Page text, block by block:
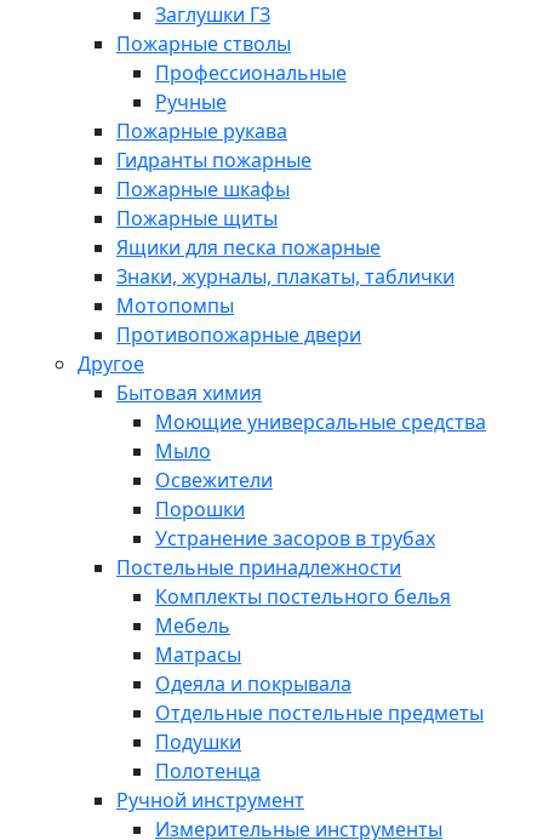
Заглушки ГЗ
Пожарные стволы
Профессиональные
Ручные
Пожарные рукава
Гидранты пожарные
Пожарные шкафы
Пожарные щиты
Ящики для песка пожарные
Знаки, журналы, плакаты, таблички
Мотопомпы
Противопожарные двери
Другое
Бытовая химия
Моющие универсальные средства
Мыло
Освежители
Порошки
Устранение засоров в трубах
Постельные принадлежности
Комплекты постельного белья
Мебель
Матрасы
Одеяла и покрывала
Отдельные постельные предметы
Подушки
Полотенца
Ручной инструмент
Измерительные инструменты